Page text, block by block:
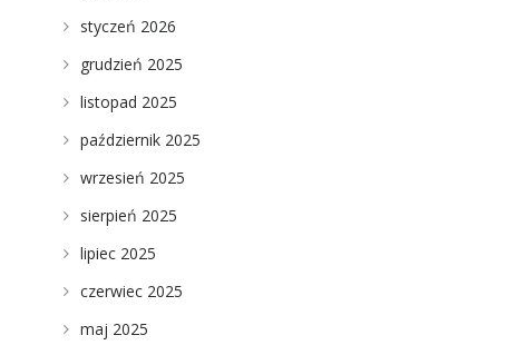
styczeń 2026
grudzień 2025
listopad 2025
październik 2025
wrzesień 2025
sierpień 2025
lipiec 2025
czerwiec 2025
maj 2025